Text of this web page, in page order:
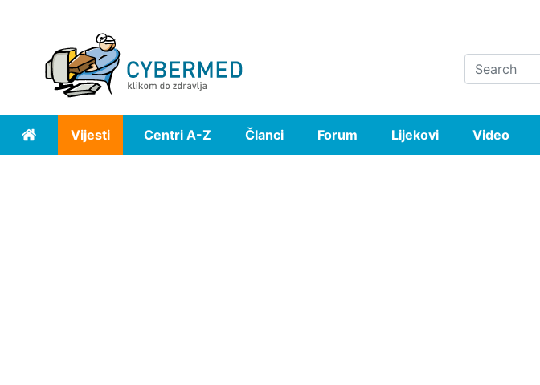
Search
Home Vijesti Centri A-Z Članci Forum Lijekovi Video